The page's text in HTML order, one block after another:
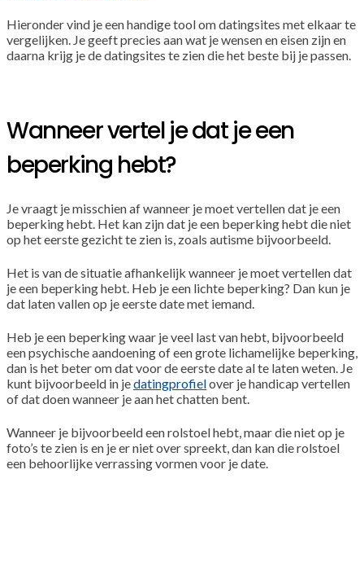
Hieronder vind je een handige tool om datingsites met elkaar te
vergelijken. Je geeft precies aan wat je wensen en eisen zijn en
daarna krijg je de datingsites te zien die het beste bij je passen.
Wanneer vertel je dat je een
beperking hebt?
Je vraagt je misschien af wanneer je moet vertellen dat je een
beperking hebt. Het kan zijn dat je een beperking hebt die niet
op het eerste gezicht te zien is, zoals autisme bijvoorbeeld.
Het is van de situatie afhankelijk wanneer je moet vertellen dat
je een beperking hebt. Heb je een lichte beperking? Dan kun je
dat laten vallen op je eerste date met iemand.
Heb je een beperking waar je veel last van hebt, bijvoorbeeld
een psychische aandoening of een grote lichamelijke beperking,
dan is het beter om dat voor de eerste date al te laten weten. Je
kunt bijvoorbeeld in jedatingprofielover je handicap vertellen
of dat doen wanneer je aan het chatten bent.
Wanneer je bijvoorbeeld een rolstoel hebt, maar die niet op je
foto’s te zien is en je er niet over spreekt, dan kan die rolstoel
een behoorlijke verrassing vormen voor je date.